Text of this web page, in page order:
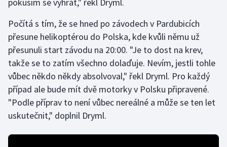
Stolní tenis
Triatlon
Veslování
Vodní slalom
Volejbal
pokusím se vyhrát," řekl Dryml.
Počítá s tím, že se hned po závodech v Pardubicích
přesune helikoptérou do Polska, kde kvůli němu už
přesunuli start závodu na 20:00. "Je to dost na krev,
takže se to zatím všechno dolaďuje. Nevím, jestli tohle
vůbec někdo někdy absolvoval," řekl Dryml. Pro každý
případ ale bude mít dvě motorky v Polsku připravené.
"Podle příprav to není vůbec nereálné a může se ten let
uskutečnit," doplnil Dryml.